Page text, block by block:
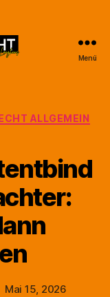
Menü
ALLGEMEIN
Mai 15, 2026